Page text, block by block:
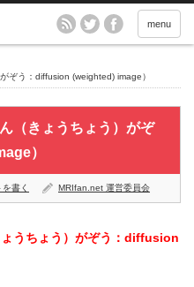
menu
ぞう：diffusion (weighted) image）
（きょうちょう）がぞ
）
書く MRIfan.net 運営委員会
うちょう）がぞう：diffusion